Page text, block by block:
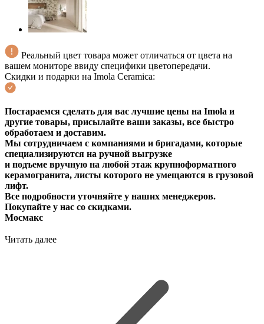
Реальный цвет товара может отличаться от цвета на
вашем мониторе ввиду специфики цветопередачи.
Скидки и подарки на Imola Ceramica:
Постараемся сделать для вас лучшие цены на Imola и
другие товары, присылайте ваши заказы, все быстро
обработаем и доставим.
Мы сотрудничаем с компаниями и бригадами, которые
специализируются на ручной выгрузке
и подъеме вручную на любой этаж крупноформатного
керамогранита, листы которого не умещаются в грузовой
лифт.
Все подробности уточняйте у наших менеджеров.
Покупайте у нас со скидками.
Мосмакс
Читать далее